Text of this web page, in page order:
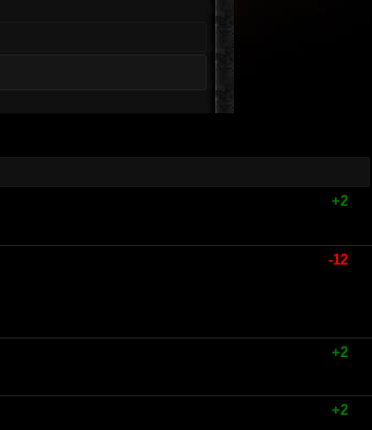
+2
-12
+2
+2